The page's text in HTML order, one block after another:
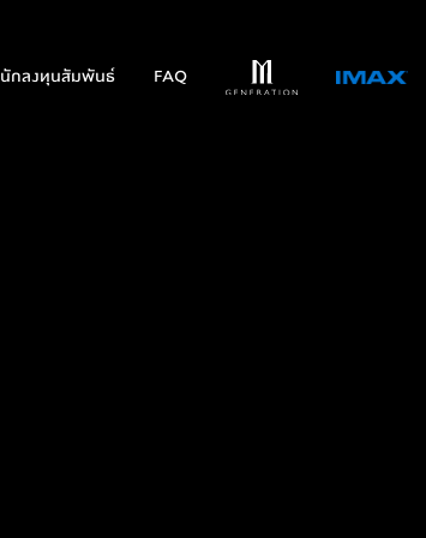
นักลงทุนสัมพันธ์ FAQ